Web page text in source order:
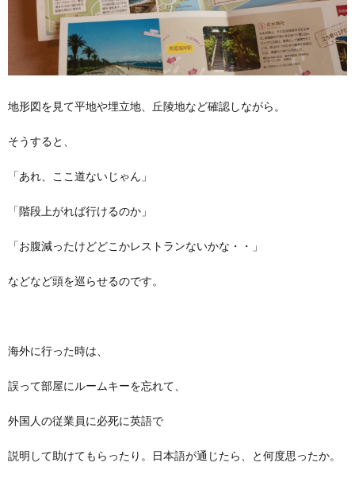
地形図を見て平地や埋立地、丘陵地など確認しながら。
そうすると、
「あれ、ここ道ないじゃん」
「階段上がれば行けるのか」
「お腹減ったけどどこかレストランないかな・・」
などなど頭を巡らせるのです。
海外に行った時は、
誤って部屋にルームキーを忘れて、
外国人の従業員に必死に英語で
説明して助けてもらったり。日本語が通じたら、と何度思ったか。